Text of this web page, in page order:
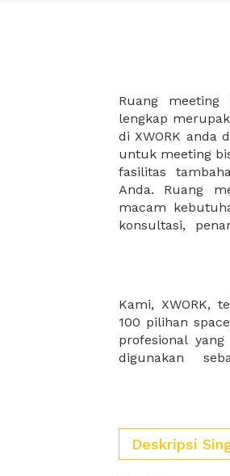
Ruang
lengkap
di XWORK anda
untuk meeting
fasilitas
Anda. Ruang
macam
konsultasi,
meeting juga
kebutuhan dan
dapat Anda
strategis,
ataupun
meeting room
Kami, XWORK,
100 pilihan
profesional
digunakan
profesionalisme
Deskripsi